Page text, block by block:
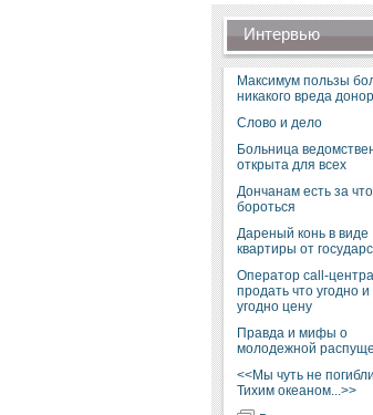
Интервью
Максимум пользы
никакого вреда
Слово и дело
Больница
открыта для всех
Дончанам есть за что
бороться
Дареный конь в виде
квартиры от
Оператор call-
продать что угодно и
угодно цену
Правда и мифы о
молодежной
<<Мы чуть не
Тихим океаном...>>